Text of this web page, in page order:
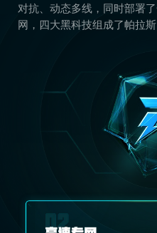
对抗、动态多线，同时部署
网，四大黑科技组成了帕拉斯